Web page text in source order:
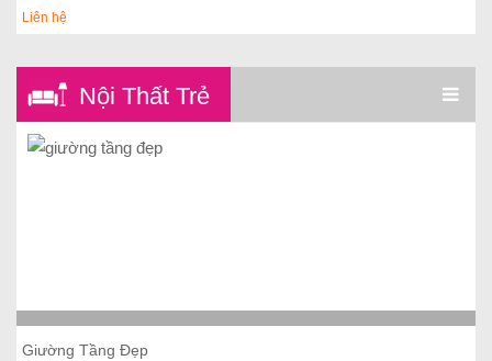
Liên hệ
Nội Thất Trẻ
Em
Giường Tầng Đẹp